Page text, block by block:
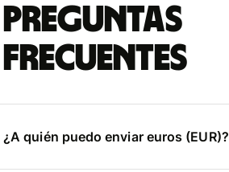
Preguntas
frecuentes
¿A quién puedo enviar euros (EUR)?